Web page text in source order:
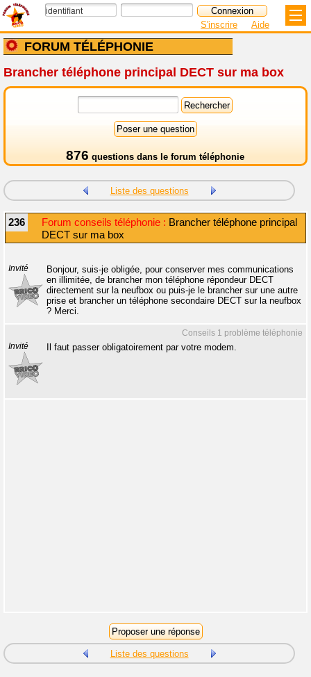
FORUM TÉLÉPHONIE
S'inscrire Aide
Brancher téléphone principal DECT sur ma box
876 questions dans le forum téléphonie
Liste des questions
236 Forum conseils téléphonie : Brancher téléphone principal
DECT sur ma box
Invité
Bonjour, suis-je obligée, pour conserver mes communications
en illimitée, de brancher mon téléphone répondeur DECT
directement sur la neufbox ou puis-je le brancher sur une autre
prise et brancher un téléphone secondaire DECT sur la neufbox
? Merci.
Conseils 1 problème téléphonie
Invité Il faut passer obligatoirement par votre modem.
Liste des questions